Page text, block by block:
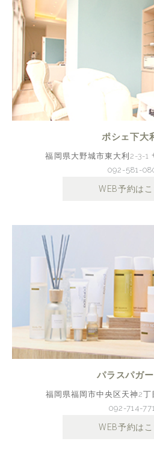
ポシェ下大
福岡県大野城市東大利2-3-1
092-581-
WEB予約はこ
パラスパガ
福岡県福岡市中央区天神2
092-714-
WEB予約はこ